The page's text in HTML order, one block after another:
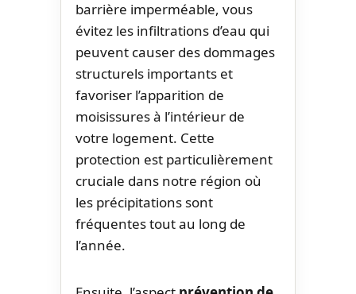
barrière imperméable, vous
évitez les infiltrations d’eau qui
peuvent causer des dommages
structurels importants et
favoriser l’apparition de
moisissures à l’intérieur de
votre logement. Cette
protection est particulièrement
cruciale dans notre région où
les précipitations sont
fréquentes tout au long de
l’année.